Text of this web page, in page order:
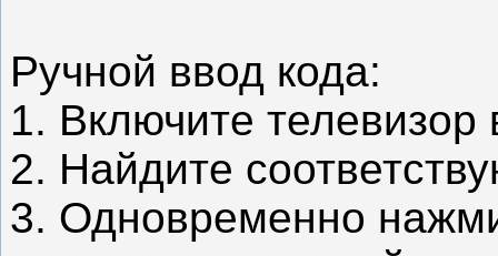
Ручной ввод кода:
1. Включите телевизор
2. Найдите
3. Одновременно